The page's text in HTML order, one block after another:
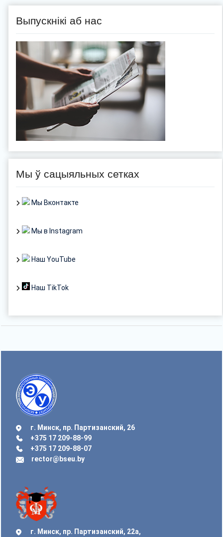
Выпускнікі аб нас
Мы ў сацыяльных сетках
Мы Вконтакте
Мы в Instagram
Наш YouTube
Наш TikTok
г. Минск, пр. Партизанский, 26
+375 17 209-88-99
+375 17 209-88-07
rector@bseu.by
г. Минск, пр. Партизанский, 22а,